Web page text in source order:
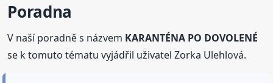
Poradna
V naší poradně s názvem KARANTÉNA PO DOVOLENÉ
se k tomuto tématu vyjádřil uživatel Zorka Ulehlová.